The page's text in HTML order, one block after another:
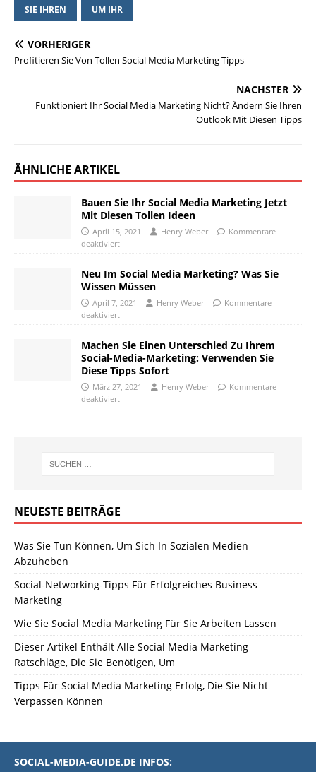
SIE IHREN UM IHR
VORHERIGER
Profitieren Sie Von Tollen Social Media Marketing Tipps
NÄCHSTER
Funktioniert Ihr Social Media Marketing Nicht? Ändern Sie Ihren
Outlook Mit Diesen Tipps
ÄHNLICHE ARTIKEL
Bauen Sie Ihr Social Media Marketing Jetzt
Mit Diesen Tollen Ideen
April 15, 2021 Henry Weber
Kommentare
deaktiviert
Neu Im Social Media Marketing? Was Sie
Wissen Müssen
April 7, 2021 Henry Weber
Kommentare
deaktiviert
Machen Sie Einen Unterschied Zu Ihrem
Social-Media-Marketing: Verwenden Sie
Diese Tipps Sofort
März 27, 2021 Henry Weber
Kommentare
deaktiviert
NEUESTE BEITRÄGE
Was Sie Tun Können, Um Sich In Sozialen Medien
Abzuheben
Social-Networking-Tipps Für Erfolgreiches Business
Marketing
Wie Sie Social Media Marketing Für Sie Arbeiten Lassen
Dieser Artikel Enthält Alle Social Media Marketing
Ratschläge, Die Sie Benötigen, Um
Tipps Für Social Media Marketing Erfolg, Die Sie Nicht
Verpassen Können
SOCIAL-MEDIA-GUIDE.DE INFOS: